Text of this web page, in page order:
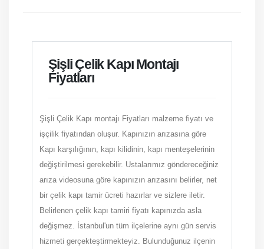
Şişli Çelik Kapı Montajı
Fiyatları
Şişli Çelik Kapı montajı Fiyatları malzeme fiyatı ve
işçilik fiyatından oluşur. Kapınızın arızasına göre
Kapı karşılığının, kapı kilidinin, kapı menteşelerinin
değiştirilmesi gerekebilir. Ustalarımız göndereceğiniz
arıza videosuna göre kapınızın arızasını belirler, net
bir çelik kapı tamir ücreti hazırlar ve sizlere iletir.
Belirlenen çelik kapı tamiri fiyatı kapınızda asla
değişmez. İstanbul'un tüm ilçelerine aynı gün servis
hizmeti gerçekteştirmekteyiz. Bulunduğunuz ilçenin